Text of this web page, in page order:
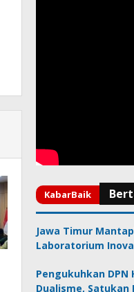
Jawa Timur
Laboratorium
Pengukuhkan DPN
Dualisme,